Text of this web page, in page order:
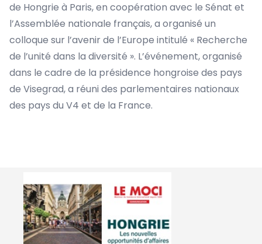
de Hongrie à Paris, en coopération avec le Sénat et
l’Assemblée nationale français, a organisé un
colloque sur l’avenir de l’Europe intitulé « Recherche
de l’unité dans la diversité ». L’événement, organisé
dans le cadre de la présidence hongroise des pays
de Visegrad, a réuni des parlementaires nationaux
des pays du V4 et de la France.